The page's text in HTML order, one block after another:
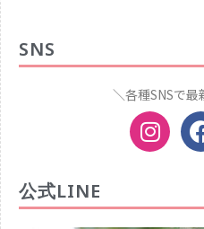
SNS
＼各種SNSで
公式LINE